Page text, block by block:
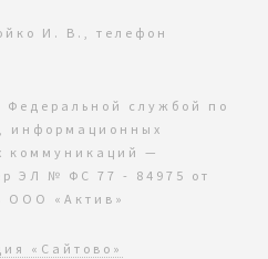
И. В., телефон
Федеральной службой по
информационных
коммуникаций —
ЭЛ № ФС 77 - 84975 от
ООО «Актив»
«Сайтово»